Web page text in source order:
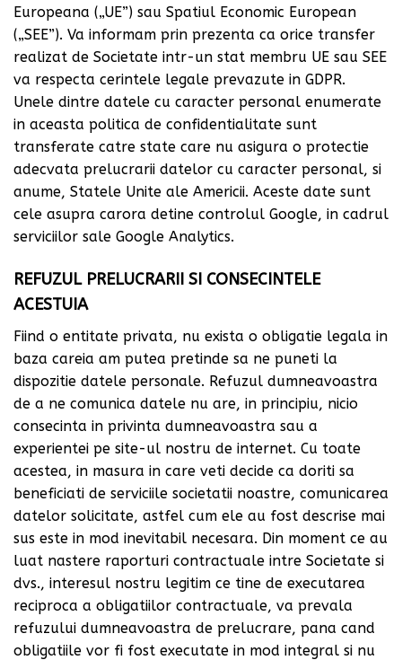
Europeana („UE”) sau Spatiul Economic European
(„SEE”). Va informam prin prezenta ca orice transfer
realizat de Societate intr-un stat membru UE sau SEE
va respecta cerintele legale prevazute in GDPR.
Unele dintre datele cu caracter personal enumerate
in aceasta politica de confidentialitate sunt
transferate catre state care nu asigura o protectie
adecvata prelucrarii datelor cu caracter personal, si
anume, Statele Unite ale Americii. Aceste date sunt
cele asupra carora detine controlul Google, in cadrul
serviciilor sale Google Analytics.
REFUZUL PRELUCRARII SI CONSECINTELE
ACESTUIA
Fiind o entitate privata, nu exista o obligatie legala in
baza careia am putea pretinde sa ne puneti la
dispozitie datele personale. Refuzul dumneavoastra
de a ne comunica datele nu are, in principiu, nicio
consecinta in privinta dumneavoastra sau a
experientei pe site-ul nostru de internet. Cu toate
acestea, in masura in care veti decide ca doriti sa
beneficiati de serviciile societatii noastre, comunicarea
datelor solicitate, astfel cum ele au fost descrise mai
sus este in mod inevitabil necesara. Din moment ce au
luat nastere raporturi contractuale intre Societate si
dvs., interesul nostru legitim ce tine de executarea
reciproca a obligatiilor contractuale, va prevala
refuzului dumneavoastra de prelucrare, pana cand
obligatiile vor fi fost executate in mod integral si nu